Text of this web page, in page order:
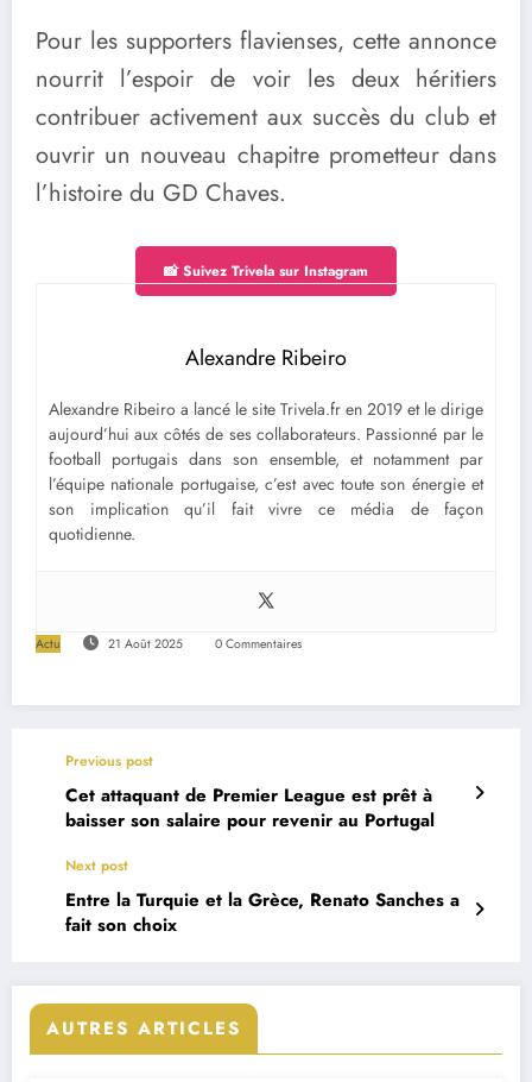
Pour les supporters flavienses, cette annonce
nourrit l’espoir de voir les deux héritiers
contribuer activement aux succès du club et
ouvrir un nouveau chapitre prometteur dans
l’histoire du GD Chaves.
📸 Suivez Trivela sur Instagram
Alexandre Ribeiro
Alexandre Ribeiro a lancé le site Trivela.fr en 2019 et le dirige
aujourd’hui aux côtés de ses collaborateurs. Passionné par le
football portugais dans son ensemble, et notamment par
l’équipe nationale portugaise, c’est avec toute son énergie et
son implication qu’il fait vivre ce média de façon
quotidienne.
Actu 21 Août 2025 0 Commentaires
Previous post
Cet attaquant de Premier League est prêt à
baisser son salaire pour revenir au Portugal
Next post
Entre la Turquie et la Grèce, Renato Sanches a
fait son choix
AUTRES ARTICLES